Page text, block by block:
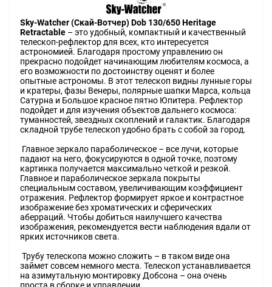
Sky-Watcher (Скай-Вотчер) Dob 130/650 Heritage
Retractable – это удобный, компактный и качественный
телескоп-рефлектор для всех, кто интересуется
астрономией. Благодаря простому управлению он
прекрасно подойдет начинающим любителям космоса, а
его возможности по достоинству оценят и более
опытные астрономы. В этот телескоп видны лунные горы
и кратеры, фазы Венеры, полярные шапки Марса, кольца
Сатурна и Большое красное пятно Юпитера. Рефлектор
подойдет и для изучения объектов дальнего космоса:
туманностей, звездных скоплений и галактик. Благодаря
складной трубе телескоп удобно брать с собой за город.
Главное зеркало параболическое – все лучи, которые
падают на него, фокусируются в одной точке, поэтому
картинка получается максимально четкой и резкой.
Главное и параболическое зеркала покрыты
специальным составом, увеличивающим коэффициент
отражения. Рефлектор формирует яркое и контрастное
изображение без хроматических и сферических
аберраций. Чтобы добиться наилучшего качества
изображения, рекомендуется вести наблюдения вдали от
ярких источников света.
Трубу телескопа можно сложить – в таком виде она
займет совсем немного места. Телескоп устанавливается
на азимутальную монтировку Добсона – она очень